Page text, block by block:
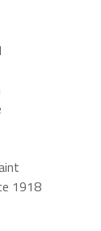
1918